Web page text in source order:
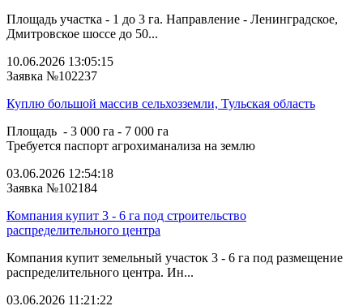
Площадь участка - 1 до 3 га. Направление - Ленинградское,
Дмитровское шоссе до 50...
10.06.2026 13:05:15
Заявка №102237
Куплю большой массив сельхозземли, Тульская область
Площадь - 3 000 га - 7 000 га
Требуется паспорт агрохиманализа на землю
03.06.2026 12:54:18
Заявка №102184
Компания купит 3 - 6 га под строительство
распределительного центра
Компания купит земельный участок 3 - 6 га под размещение
распределительного центра. Ин...
03.06.2026 11:21:22